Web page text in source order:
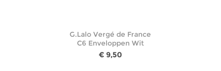
G.Lalo Vergé de France
C6 Enveloppen Wit
€ 9,50